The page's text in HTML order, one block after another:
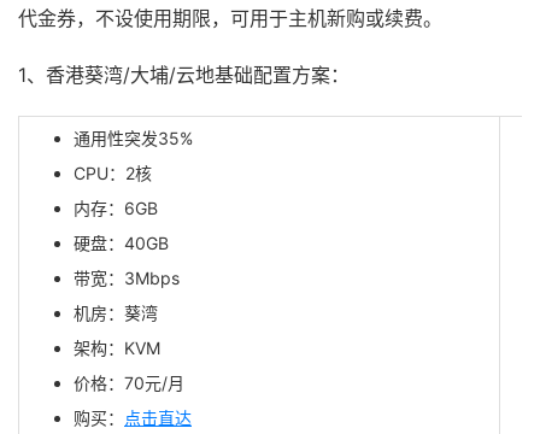
代金券，不设使用期限，可用于主机新购或续费。
1、香港葵湾/大埔/云地基础配置方案：
通用性突发35%
CPU：2核
内存：6GB
硬盘：40GB
带宽：3Mbps
机房：葵湾
架构：KVM
价格：70元/月
购买：
点击直达